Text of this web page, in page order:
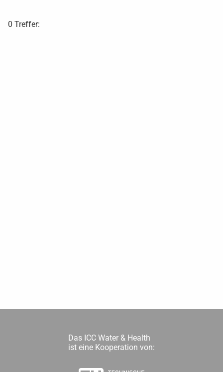
0 Treffer:
Das ICC Water & Health
ist eine Kooperation von: